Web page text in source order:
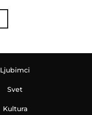
Ljubimci
Svet
Kultura